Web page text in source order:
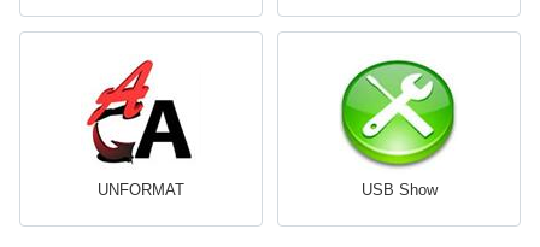
UNFORMAT USB Show